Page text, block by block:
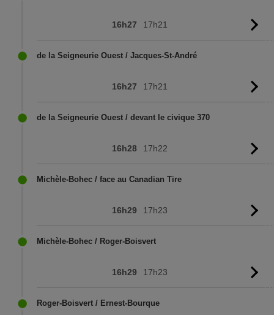
16h27 17h21
de la Seigneurie Ouest / Jacques-St-André
16h27 17h21
de la Seigneurie Ouest / devant le civique 370
16h28 17h22
Michèle-Bohec / face au Canadian Tire
16h29 17h23
Michèle-Bohec / Roger-Boisvert
16h29 17h23
Roger-Boisvert / Ernest-Bourque